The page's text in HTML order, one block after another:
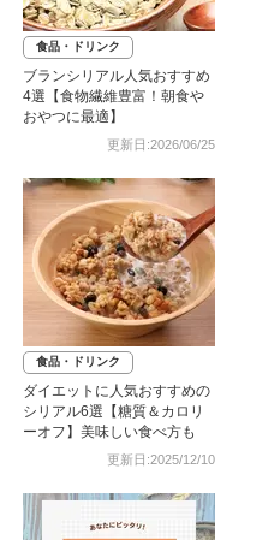
食品・ドリンク
ブランシリアル人気おすすめ
4選【食物繊維豊富！朝食や
おやつに最適】
更新日:2026/06/25
食品・ドリンク
ダイエットに人気おすすめの
シリアル6選【糖質＆カロリ
ーオフ】美味しい食べ方も
更新日:2025/12/10